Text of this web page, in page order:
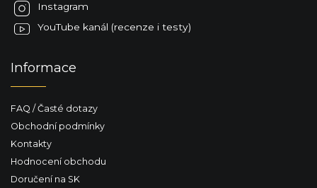
Instagram
YouTube kanál (recenze i testy)
Informace
FAQ / Časté dotazy
Obchodní podmínky
Kontakty
Hodnocení obchodu
Doručení na SK